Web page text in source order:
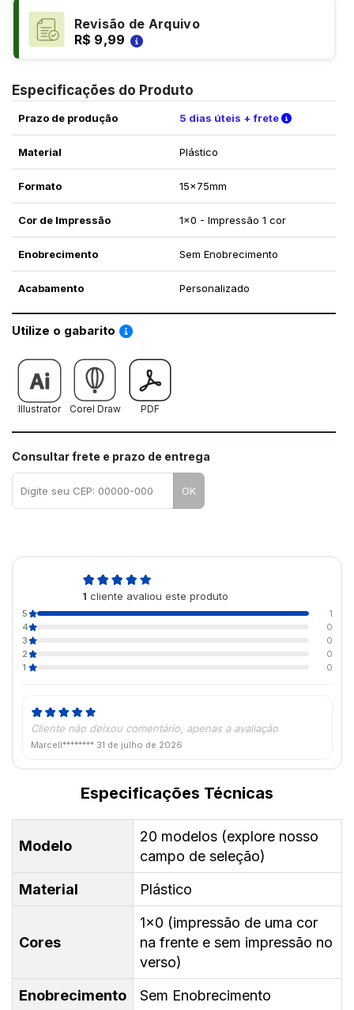
Revisão de Arquivo
R$ 9,99
Especificações do Produto
Prazo de produção 5 dias úteis + frete Verifique
Material Plástico
Formato 15x75mm
Cor de Impressão 1x0 - Impressão 1 cor
Enobrecimento Sem Enobrecimento
Acabamento Personalizado
Utilize o gabarito Saiba como utilizar os nossos gabaritos
Illustrator Corel Draw PDF
Consultar frete e prazo de entrega
OK
1 cliente avaliou este produto
5
1
4
0
3
0
2
0
1
0
Cliente não deixou comentário, apenas a avaliação
Marcell******** 31 de julho de 2026
Especificações Técnicas
Modelo
20 modelos (explore nosso
campo de seleção)
Material
Plástico
Cores
1x0 (impressão de uma cor
na frente e sem impressão no
verso)
Enobrecimento
Sem Enobrecimento